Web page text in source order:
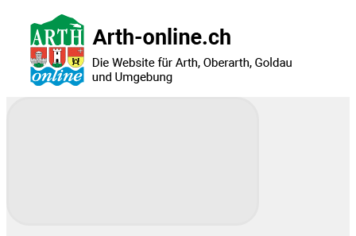
Hauptinhalt
springen